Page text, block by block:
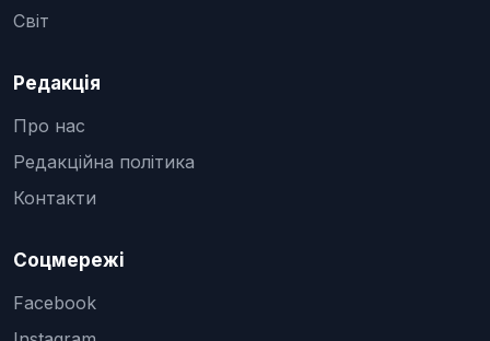
Світ
Редакція
Про нас
Редакційна політика
Контакти
Соцмережі
Facebook